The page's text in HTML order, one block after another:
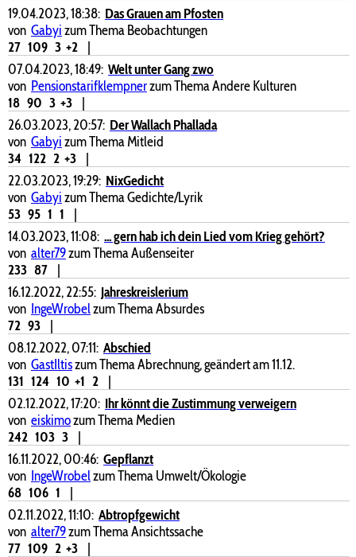
19.04.2023, 18:38: Das Grauen am Pfosten
von Gabyizum Thema Beobachtungen
27 109 3 +2
|
07.04.2023, 18:49: Welt unter Gang zwo
von Pensionstarifklempnerzum Thema Andere Kulturen
18 90 3 +3
|
26.03.2023, 20:57: Der Wallach Phallada
von Gabyizum Thema Mitleid
34 122 2 +3
|
22.03.2023, 19:29: NixGedicht
von Gabyizum Thema Gedichte/Lyrik
53 95 1 1
|
14.03.2023, 11:08: ... gern hab ich dein Lied vom Krieg gehört?
von alter79zum Thema Außenseiter
233 87
|
16.12.2022, 22:55: Jahreskreislerium
von IngeWrobelzum Thema Absurdes
72 93
|
08.12.2022, 07:11: Abschied
von GastIltiszum Thema Abrechnung, geändert am 11.12.
131 124 10 +1 2
|
02.12.2022, 17:20: Ihr könnt die Zustimmung verweigern
von eiskimozum Thema Medien
242 103 3
|
16.11.2022, 00:46: Gepflanzt
von IngeWrobelzum Thema Umwelt/Ökologie
68 106 1
|
02.11.2022, 11:10: Abtropfgewicht
von alter79zum Thema Ansichtssache
77 109 2 +3
|